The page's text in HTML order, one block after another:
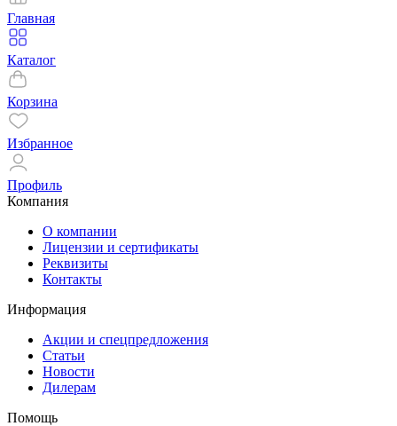
Главная
Каталог
Корзина
Избранное
Профиль
Компания
О компании
Лицензии и сертификаты
Реквизиты
Контакты
Информация
Акции и спецпредложения
Статьи
Новости
Дилерам
Помощь